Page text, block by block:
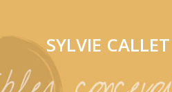
contenu
SYLVIE CALLET